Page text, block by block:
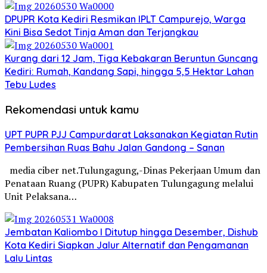
DPUPR Kota Kediri Resmikan IPLT Campurejo, Warga
Kini Bisa Sedot Tinja Aman dan Terjangkau
Kurang dari 12 Jam, Tiga Kebakaran Beruntun Guncang
Kediri: Rumah, Kandang Sapi, hingga 5,5 Hektar Lahan
Tebu Ludes
Rekomendasi untuk kamu
UPT PUPR PJJ Campurdarat Laksanakan Kegiatan Rutin
Pembersihan Ruas Bahu Jalan Gandong – Sanan
media ciber net.Tulungagung,-Dinas Pekerjaan Umum dan
Penataan Ruang (PUPR) Kabupaten Tulungagung melalui
Unit Pelaksana…
Jembatan Kaliombo I Ditutup hingga Desember, Dishub
Kota Kediri Siapkan Jalur Alternatif dan Pengamanan
Lalu Lintas